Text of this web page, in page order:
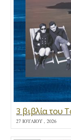
3 βιβλία του
27 ΙΟΥΛΊΟΥ , 2026